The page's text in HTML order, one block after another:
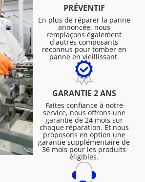
PRÉVENTIF
En plus de réparer la panne
annoncée, nous
remplaçons également
d'autres composants
reconnus pour tomber en
panne en vieillissant.
GARANTIE 2 ANS
Faites confiance à notre
service, nous offrons une
garantie de 24 mois sur
chaque réparation. Et nous
proposons en option une
garantie supplémentaire de
36 mois pour les produits
éligibles.